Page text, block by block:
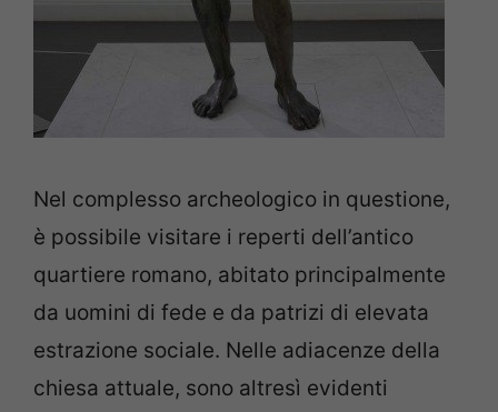
Nel complesso archeologico in questione,
è possibile visitare i reperti dell’antico
quartiere romano, abitato principalmente
da uomini di fede e da patrizi di elevata
estrazione sociale. Nelle adiacenze della
chiesa attuale, sono altresì evidenti